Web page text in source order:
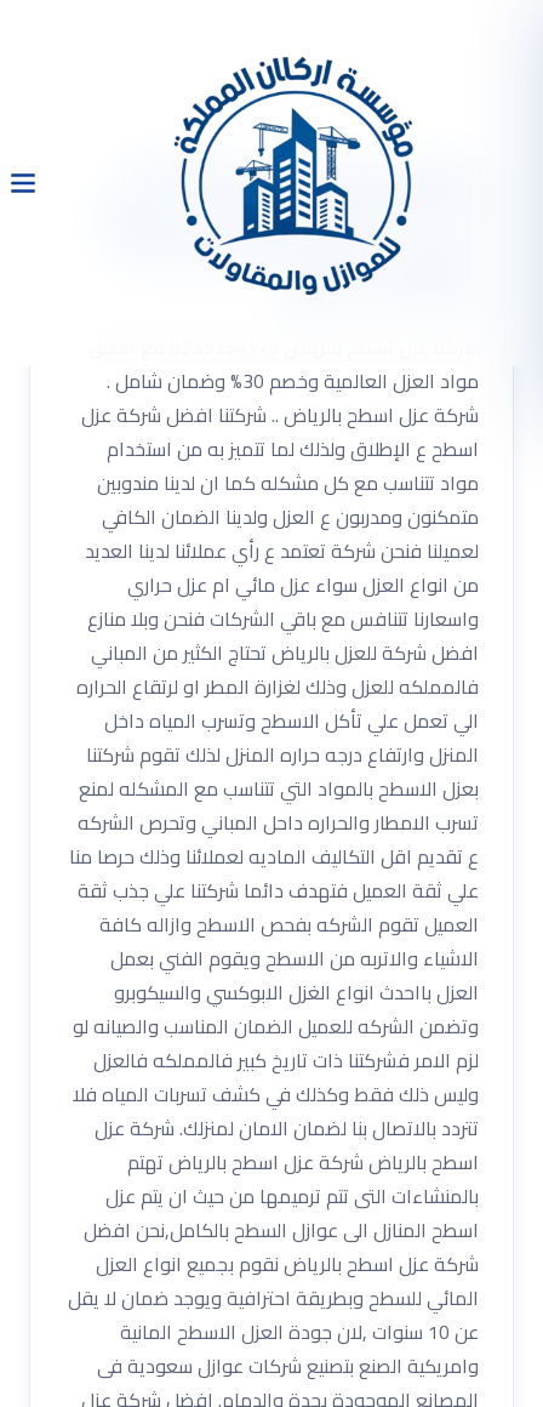
شركة عزل اسطح بالرياض
0533334179 مع أفضل مواد
وضمان شامل
مواد العزل العالمية وخصم 30% وضمان شامل .
شركة عزل اسطح بالرياض .. شركتنا افضل شركة عزل
اسطح ع الإطلاق ولذلك لما تتميز به من استخدام
مواد تتناسب مع كل مشكله كما ان لدينا مندوبين
متمكنون ومدربون ع العزل ولدينا الضمان الكافي
لعميلنا فنحن شركة تعتمد ع رأي عملائنا لدينا العديد
من انواع العزل سواء عزل مائي ام عزل حراري
واسعارنا تتنافس مع باقي الشركات فنحن وبلا منازع
افضل شركة للعزل بالرياض تحتاج الكثير من المباني
فالمملكه للعزل وذلك لغزارة المطر او لرتقاع الحراره
الي تعمل علي تأكل الاسطح وتسرب المياه داخل
المنزل وارتفاع درجه حراره المنزل لذلك تقوم شركتنا
بعزل الاسطح بالمواد التي تتناسب مع المشكله لمنع
تسرب الامطار والحراره داحل المباني وتحرص الشركه
ع تقديم اقل التكاليف الماديه لعملائنا وذلك حرصا منا
علي ثقة العميل فتهدف دائما شركتنا علي جذب ثقة
العميل تقوم الشركه بفحص الاسطح وازاله كافة
الاشياء والاتربه من الاسطح ويقوم الفني بعمل
العزل بااحدث انواع الغزل الابوكسي والسيكوبرو
وتضمن الشركه للعميل الضمان المناسب والصيانه لو
لزم الامر فشركتنا ذات تاريخ كبير فالمملكه فالعزل
وليس ذلك فقط وكذلك في كشف تسربات المياه فلا
تتردد بالاتصال بنا لضمان الامان لمنزلك. شركة عزل
اسطح بالرياض شركة عزل اسطح بالرياض تهتم
بالمنشاءات التى تتم ترميمها من حيث ان يتم عزل
اسطح المنازل الى عوازل السطح بالكامل,نحن افضل
شركة عزل اسطح بالرياض نقوم بجميع انواع العزل
المائي للسطح وبطريقة احترافية ويوجد ضمان لا يقل
عن 10 سنوات ,لان جودة العزل الاسطح المانية
وامريكية الصنع بتصنيع شركات عوازل سعودية فى